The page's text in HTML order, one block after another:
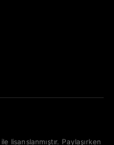
ile lisanslanmıştır. Paylaşırken